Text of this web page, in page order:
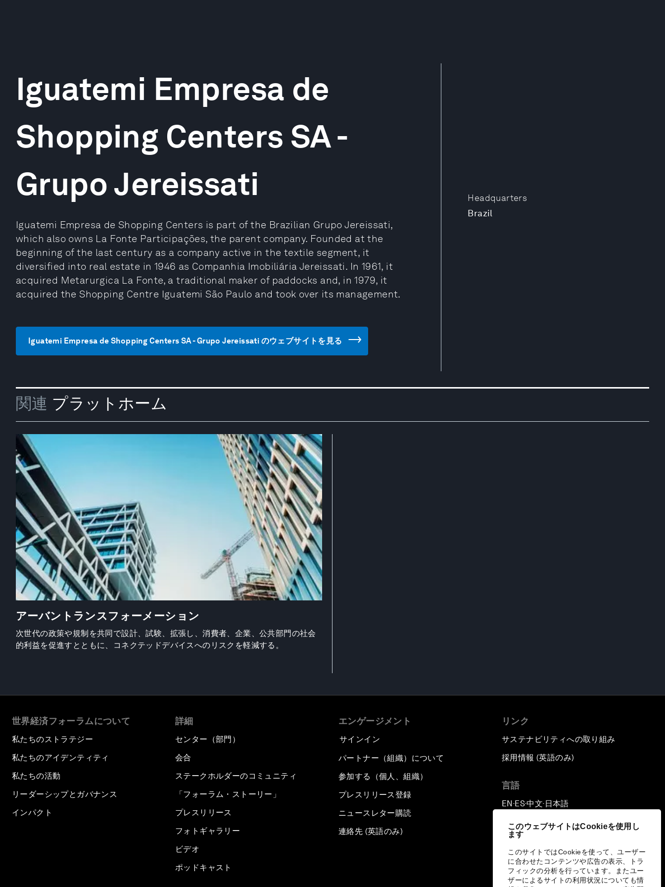
このウェブサイトはCookieを使用し
ます
このサイトではCookieを使って、ユーザー
に合わせたコンテンツや広告の表示、トラ
フィックの分析を行っています。またユー
ザーによるサイトの利用状況についても情
Headquarters
Brazil
Iguatemi Empresa de
Shopping Centers SA -
Grupo Jereissati
Iguatemi Empresa de Shopping Centers is part of the Brazilian Grupo Jereissati,
which also owns La Fonte Participações, the parent company. Founded at the
beginning of the last century as a company active in the textile segment, it
diversified into real estate in 1946 as Companhia Imobiliária Jereissati. In 1961, it
acquired Metarurgica La Fonte, a traditional maker of paddocks and, in 1979, it
acquired the Shopping Centre Iguatemi São Paulo and took over its management.
Iguatemi Empresa de Shopping Centers SA - Grupo Jereissati のウェブサイトを見る
関連 プラットホーム
アーバントランスフォーメーション
次世代の政策や規制を共同で設計、試験、拡張し、消費者、企業、公共部門の社会
的利益を促進すとともに、コネクテッドデバイスへのリスクを軽減する。
世界経済フォーラムについて
私たちのストラテジー
私たちのアイデンティティ
私たちの活動
リーダーシップとガバナンス
インパクト
詳細
センター（部門）
会合
ステークホルダーのコミュニティ
「フォーラム・ストーリー」
プレスリリース
フォトギャラリー
ビデオ
ポッドキャスト
エンゲージメント
サインイン
パートナー（組織）について
参加する（個人、組織）
プレスリリース登録
ニュースレター購読
連絡先 (英語のみ)
リンク
サステナビリティへの取り組み
採用情報 (英語のみ)
言語
EN ▪ES▪中文▪ 日本語